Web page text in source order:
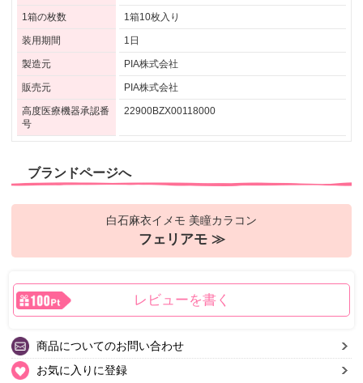
1箱の枚数 1箱10枚入り
装用期間 1日
製造元 PIA株式会社
販売元 PIA株式会社
高度医療機器承認番
号
22900BZX00118000
ブランドページへ
白石麻衣イメモ 美瞳カラコン
フェリアモ ≫
レビューを書く
商品についてのお問い合わせ
お気に入りに登録